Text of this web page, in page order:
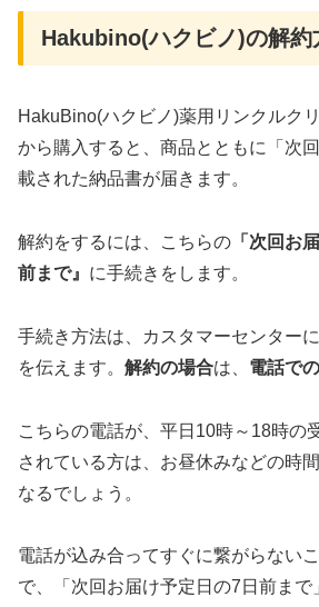
Hakubino(ハクビノ)の解約
HakuBino(ハクビノ)薬用リンクルク
から購入すると、商品とともに「次
載された納品書が届きます。
解約をするには、こちらの 「次回お
前まで』 に手続きをします。
手続き方法は、カスタマーセンター
を伝えます。 解約の場合は、 電話で
こちらの電話が、平日10時～18時の
されている方は、お昼休みなどの時
なるでしょう。
電話が込み合ってすぐに繋がらない
で、「次回お届け予定日の7日前ま